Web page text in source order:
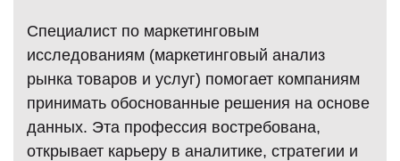
Специалист по маркетинговым
исследованиям (маркетинговый анализ
рынка товаров и услуг) помогает компаниям
принимать обоснованные решения на основе
данных. Эта профессия востребована,
открывает карьеру в аналитике, стратегии и